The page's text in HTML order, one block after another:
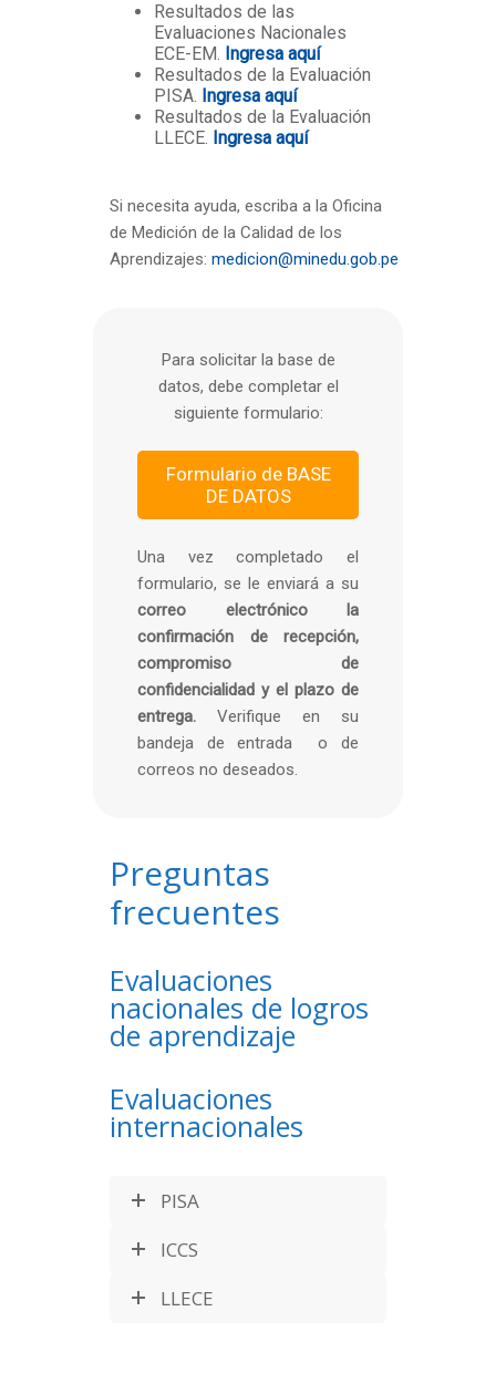
Resultados de las
Evaluaciones Nacionales
ECE-EM. Ingresa aquí
Resultados de la Evaluación
PISA. Ingresa aquí
Resultados de la Evaluación
LLECE. Ingresa aquí
Si necesita ayuda, escriba a la Oficina
de Medición de la Calidad de los
Aprendizajes: medicion@minedu.gob.pe
Para solicitar la base de
datos, debe completar el
siguiente formulario:
Formulario de BASE
DE DATOS
Una vez completado el
formulario, se le enviará a su
correo electrónico la
confirmación de recepción,
compromiso de
confidencialidad y el plazo de
entrega. Verifique en su
bandeja de entrada o de
correos no deseados.
Preguntas
frecuentes
Evaluaciones
nacionales de logros
de aprendizaje
Evaluaciones
internacionales
PISA
ICCS
LLECE